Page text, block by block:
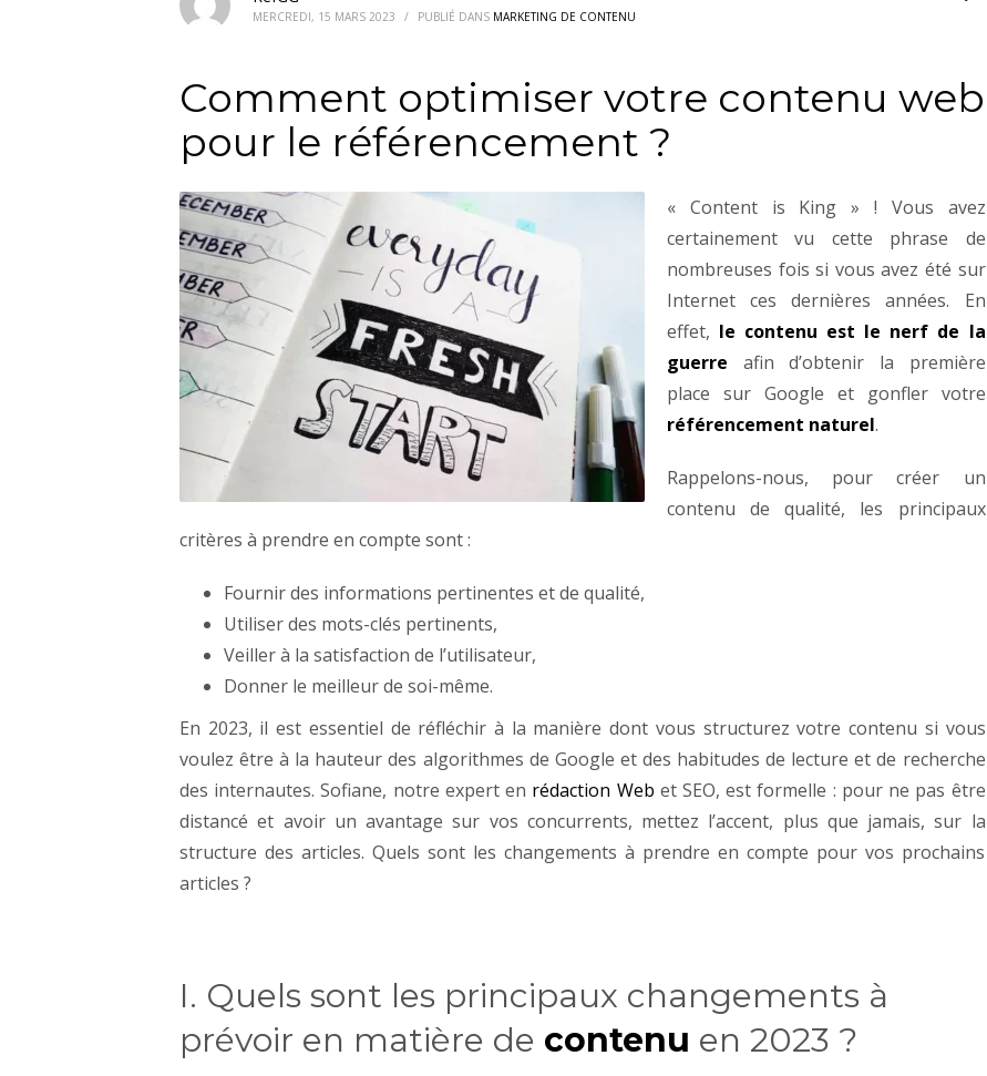
MERCREDI, 15 MARS 2023 / PUBLIÉ DANS MARKETING DE CONTENU
Comment optimiser votre contenu web
pour le référencement ?
« Content is King » ! Vous avez
certainement vu cette phrase de
nombreuses fois si vous avez été sur
Internet ces dernières années. En
effet, le contenu est le nerf de la
guerre afin d’obtenir la première
place sur Google et gonfler votre
référencement naturel.
Rappelons-nous, pour créer un
contenu de qualité, les principaux
critères à prendre en compte sont :
Fournir des informations pertinentes et de qualité,
Utiliser des mots-clés pertinents,
Veiller à la satisfaction de l’utilisateur,
Donner le meilleur de soi-même.
En 2023, il est essentiel de réfléchir à la manière dont vous structurez votre contenu si vous
voulez être à la hauteur des algorithmes de Google et des habitudes de lecture et de recherche
des internautes.Sofiane, notre expert en rédaction Web et SEO, est formelle : pour ne pas être
distancé et avoir un avantage sur vos concurrents, mettez l’accent, plus que jamais, sur la
structure des articles. Quels sont les changements à prendre en compte pour vos prochains
articles ?
I. Quels sont les principaux changements à
prévoir en matière de contenu en 2023 ?